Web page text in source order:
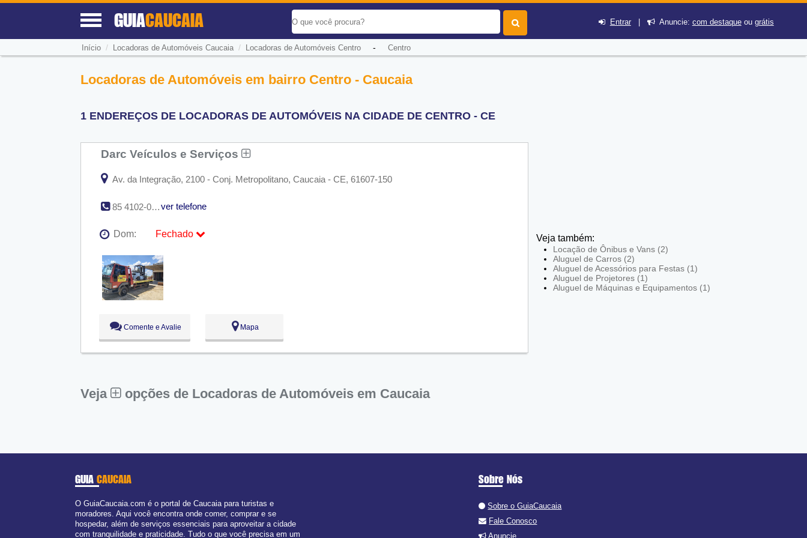
GUIACAUCAIA Entrar| Anuncie: com destaqueou grátis
Início / Locadoras de Automóveis Caucaia/ Locadoras de Automóveis Centro- Centro
Locadoras de Automóveis em bairro Centro - Caucaia
1 ENDEREÇOS DE LOCADORAS DE AUTOMÓVEIS NA CIDADE DE CENTRO - CE
Darc Veículos e Serviços
Av. da Integração, 2100 - Conj. Metropolitano, Caucaia - CE, 61607-150
85 4102-0032 ver telefone
Dom:
Fechado
Seg:
09:00 - 18:00
Ter:
09:00 - 18:00
Qua:
09:00 - 18:00
Qui:
09:00 - 18:00
Sex:
09:00 - 18:00
Comente e Avalie Mapa
Veja opções de Locadoras de Automóveis em Caucaia
Veja também:
Locação de Ônibus e Vans (2)
Aluguel de Carros (2)
Aluguel de Acessórios para Festas (1)
Aluguel de Projetores (1)
Aluguel de Máquinas e Equipamentos (1)
GUIACAUCAIA
O GuiaCaucaia.com é o portal de Caucaia para turistas e
moradores. Aqui você encontra onde comer, comprar e se
hospedar, além de serviços essenciais para aproveitar a cidade
com tranquilidade e praticidade. Tudo o que você precisa em um
Sobre Nós
Sobre o GuiaCaucaia
Fale Conosco
Anuncie